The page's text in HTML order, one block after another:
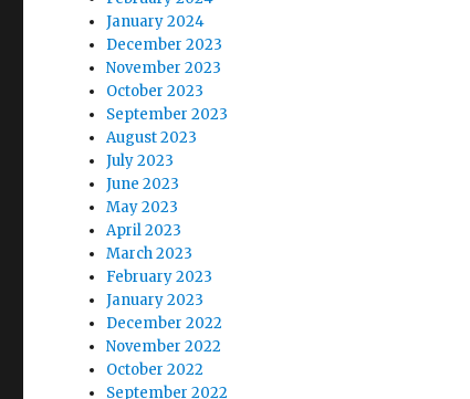
January 2024
December 2023
November 2023
October 2023
September 2023
August 2023
July 2023
June 2023
May 2023
April 2023
March 2023
February 2023
January 2023
December 2022
November 2022
October 2022
September 2022